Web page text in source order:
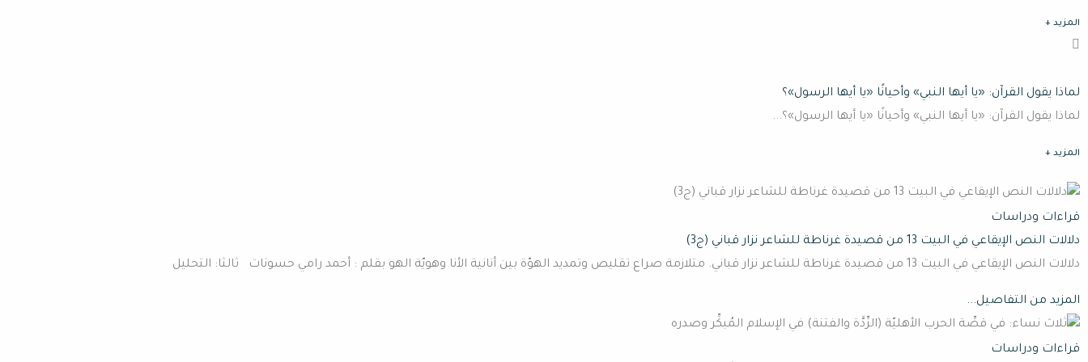
المزيد +
لماذا يقول القرآن: «يا أيها النبي» وأحيانًا «يا أيها الرسول»؟
لماذا يقول القرآن: «يا أيها النبي» وأحيانًا «يا أيها الرسول»؟...
المزيد +
قراءات ودراسات
دلالات النص الإيقاعي في البيت 13 من قصيدة غرناطة للشاعر نزار قباني (ج3)
دلالات النص الإيقاعي في البيت 13 من قصيدة غرناطة للشاعر نزار قباني. متلازمة صراع تقليص وتمديد الهوّة بين أنانية الأنا وهويّة الهو بقلم : أحمد رامي حسونات ثالثا: التحليل
المزيد من التفاصيل...
قراءات ودراسات